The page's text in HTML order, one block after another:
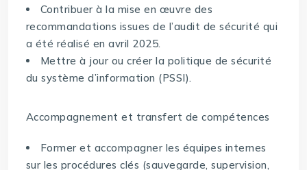
Contribuer à la mise en œuvre des
recommandations issues de l’audit de sécurité qui
a été réalisé en avril 2025.
Mettre à jour ou créer la politique de sécurité
du système d’information (PSSI).
Accompagnement et transfert de compétences
Former et accompagner les équipes internes
sur les procédures clés (sauvegarde, supervision,